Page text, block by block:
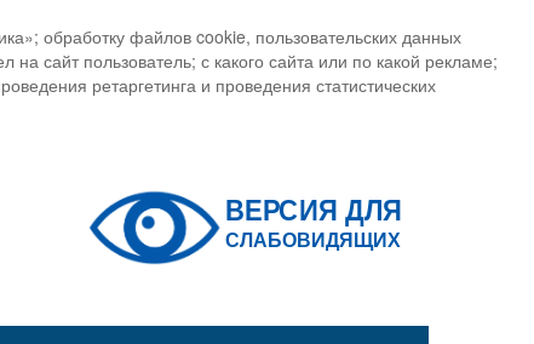
обработку файлов cookie, пользовательских данных
сайт пользователь; с какого сайта или по какой рекламе;
ретаргетинга и проведения статистических